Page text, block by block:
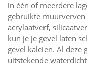
in één of meerdere
gebruikte
acrylaatverf,
kun je je gevel laten
gevel kaleien. Al deze
uitstekende